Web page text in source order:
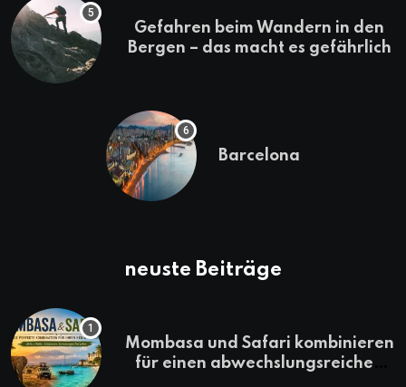
Gefahren beim Wandern in den
Bergen – das macht es gefährlich
Barcelona
neuste Beiträge
Mombasa und Safari kombinieren
für einen abwechslungsreichen